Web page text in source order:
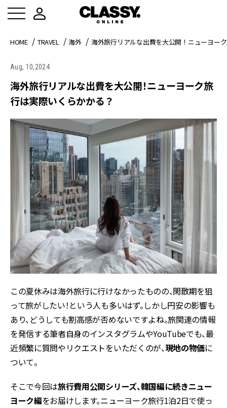
HOME TRAVEL 海外 海外旅行リアルな出費を大公開！ニューヨー
Aug, 10,2024
海外旅行リアルな出費を大公開！ニューヨーク旅
行は実際いくらかかる？
この夏休みは海外旅行に行けなかったものの、閑散期を狙
って旅がしたい！という人も多いはず。しかし円安の影響も
あり、どうしても割高感が否めないですよね。旅関連の情報
を発信する筆者自身のインスタグラムやYouTubeでも、最
近頻繁に質問やリクエストをいただくのが、現地の物価に
ついて。
そこで今回は旅行費用公開シリーズ、韓国編に続きニュー
ヨーク編をお届けします。ニューヨーク旅行1泊2日で使っ